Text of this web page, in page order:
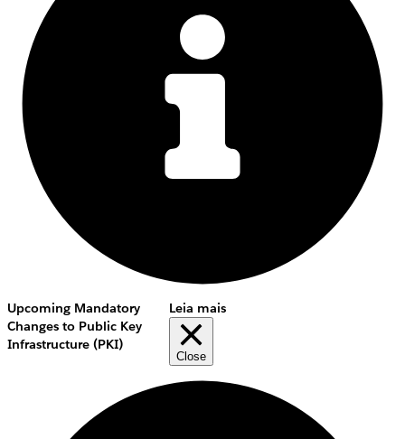
Upcoming Mandatory
Changes to Public Key
Infrastructure (PKI)
Leia mais
Close